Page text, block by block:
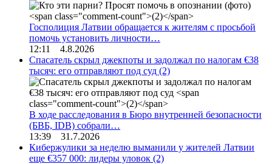
Госполиция Латвии обращается к жителям с просьбой
помочь установить личности…
12:11 4.8.2026
Спасатель скрыл джекпоты и задолжал по налогам €38
тысяч: его отправляют под суд (2)
В ходе расследования в Бюро внутренней безопасности
(БВБ, IDB) собрали…
13:39 31.7.2026
Кибержулики за неделю выманили у жителей Латвии
еще €357 000: лидеры уловок (2)